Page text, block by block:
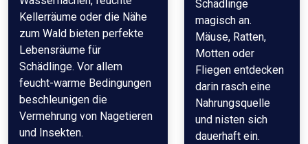
Kellerräume oder die Nähe
zum Wald bieten perfekte
Lebensräume für
Schädlinge. Vor allem
feucht-warme Bedingungen
beschleunigen die
Vermehrung von Nagetieren
und Insekten.
Schädlinge
magisch an.
Mäuse, Ratten,
Motten oder
Fliegen entdecken
darin rasch eine
Nahrungsquelle
und nisten sich
dauerhaft ein.